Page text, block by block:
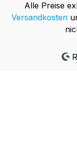
Alle Preise
Versandkosten